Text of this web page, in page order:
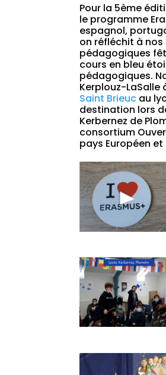
Pour la 5ème
le programme
espagnol,
on réfléchit à
pédagogiques
cours en bleu
pédagogiques.
Kerplouz-LaSalle
Saint Brieuc au
destination lors
Kerbernez de
consortium
pays Européen